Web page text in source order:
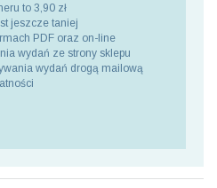
to 3,90 zł
jeszcze taniej
PDF oraz on-line
wydań ze strony sklepu
wydań drogą mailową